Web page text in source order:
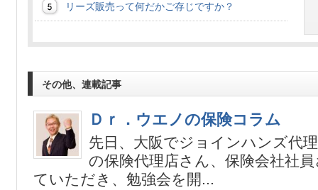
リーズ販売って何だかご存じですか？
その他、連載記事
Ｄｒ．ウエノの保険コラム
先日、大阪でジョインハンズ代
の保険代理店さん、保険会社社
ていただき、勉強会を開...